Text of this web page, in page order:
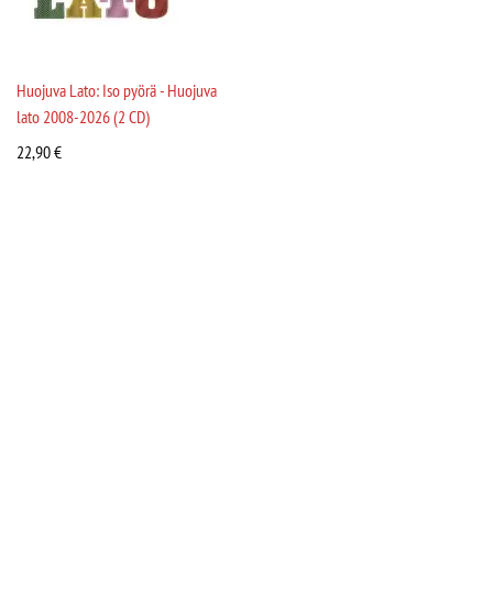
Huojuva Lato: Iso pyörä - Huojuva
lato 2008-2026 (2 CD)
22,90€